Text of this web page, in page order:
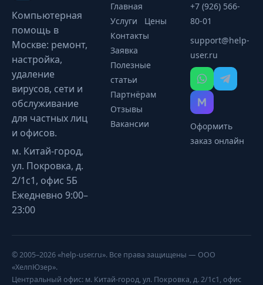
Компьютерная
помощь в
Москве: ремонт,
настройка,
удаление
вирусов, сети и
обслуживание
для частных лиц
и офисов.
м. Китай-город,
ул. Покровка, д.
2/1с1, офис 5Б
Ежедневно 9:00–
23:00
Главная
Услуги
Цены
Контакты
Заявка
Полезные
статьи
Партнёрам
Отзывы
Вакансии
+7 (926) 566-
80-01
support@help-
user.ru
Оформить
заказ онлайн
© 2005–2026 «help-user.ru». Все права защищены — ООО
«ХелпЮзер».
Центральный офис: м. Китай-город, ул. Покровка, д. 2/1с1, офис